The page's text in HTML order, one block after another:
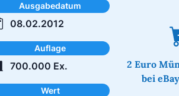
Ausgabedatum
08.02.2012
Auflage
700.000 Ex.
Wert
2 Euro
bei